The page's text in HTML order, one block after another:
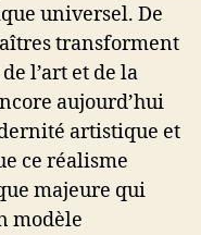
universel. De
transforment
l’art et de la
aujourd’hui
artistique et
ce réalisme
majeure qui
modèle